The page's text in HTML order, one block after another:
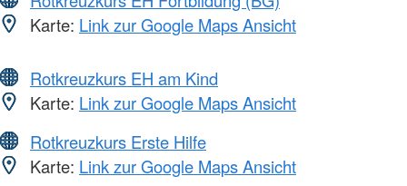
Karte: Link zur Google Maps Ansicht
Rotkreuzkurs EH am Kind
Karte: Link zur Google Maps Ansicht
Rotkreuzkurs Erste Hilfe
Karte: Link zur Google Maps Ansicht